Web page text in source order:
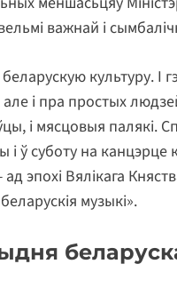
важнай і
культуру. І
але і пра простых
і мясцовыя палякі.
ў суботу на канцэрце
эпохі Вялікага
музыкі».